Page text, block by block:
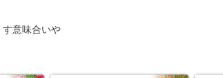
意味合いや